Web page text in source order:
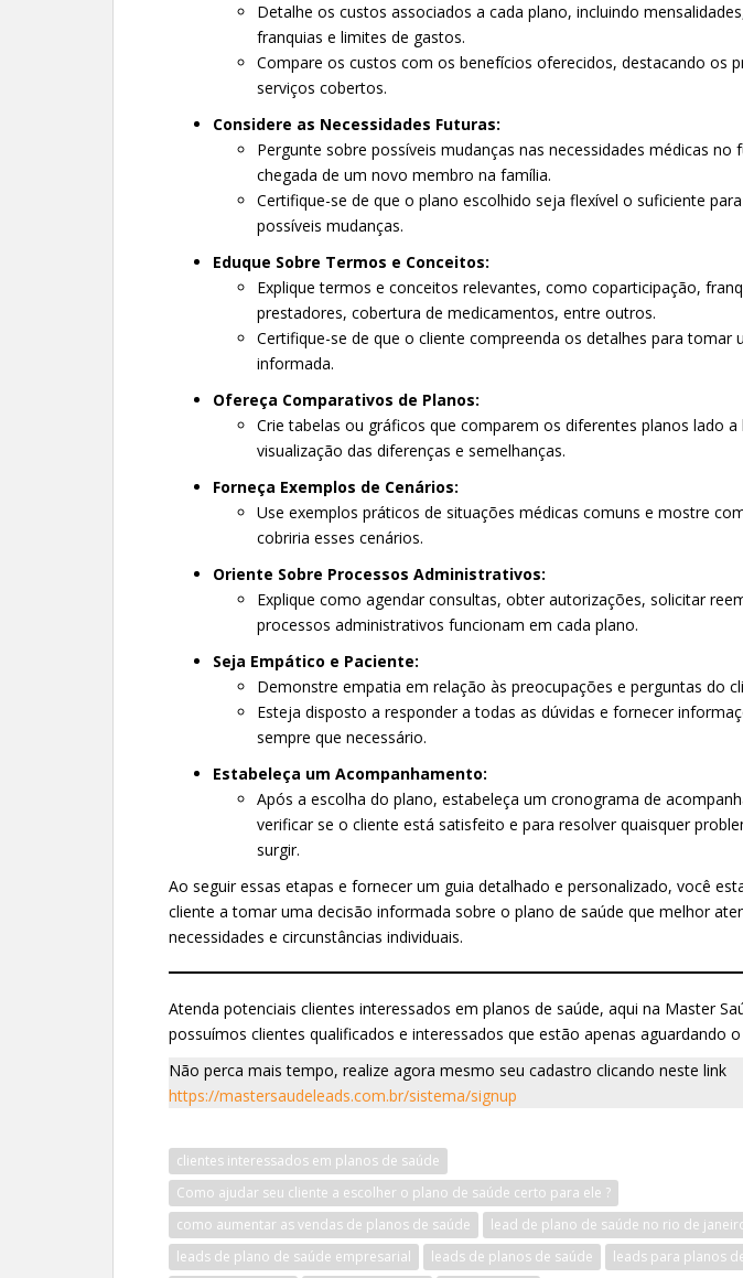
Detalhe os custos associados a cada plano, incluindo
franquias e limites de gastos.
Compare os custos com os benefícios oferecidos, destacando os
serviços cobertos.
Considere as Necessidades Futuras:
Pergunte sobre possíveis mudanças nas necessidades médicas no
chegada de um novo membro na família.
Certifique-se de que o plano escolhido seja flexível o suficiente
possíveis mudanças.
Eduque Sobre Termos e Conceitos:
Explique termos e conceitos relevantes, como coparticipação,
prestadores, cobertura de medicamentos, entre outros.
Certifique-se de que o cliente compreenda os detalhes para tomar
informada.
Ofereça Comparativos de Planos:
Crie tabelas ou gráficos que comparem os diferentes planos lado
visualização das diferenças e semelhanças.
Forneça Exemplos de Cenários:
Use exemplos práticos de situações médicas comuns e mostre
cobriria esses cenários.
Oriente Sobre Processos Administrativos:
Explique como agendar consultas, obter autorizações, solicitar
processos administrativos funcionam em cada plano.
Seja Empático e Paciente:
Demonstre empatia em relação às preocupações e perguntas do
Esteja disposto a responder a todas as dúvidas e fornecer
sempre que necessário.
Estabeleça um Acompanhamento:
Após a escolha do plano, estabeleça um cronograma de
verificar se o cliente está satisfeito e para resolver quaisquer
surgir.
Ao seguir essas etapas e fornecer um guia detalhado e personalizado, você
cliente a tomar uma decisão informada sobre o plano de saúde que melhor
necessidades e circunstâncias individuais.
Atenda potenciais clientes interessados em planos de saúde, aqui na Master
possuímos clientes qualificados e interessados que estão apenas aguardando
Não perca mais tempo, realize agora mesmo seu cadastro clicando neste link
https://mastersaudeleads.com.br/sistema/signup
clientes interessados em planos de saúde
Como ajudar seu cliente a escolher o plano de saúde certo para ele ?
como aumentar as vendas de planos de saúde
lead de plano de saúde no rio de
leads de plano de saúde empresarial
leads de planos de saúde
leads para planos